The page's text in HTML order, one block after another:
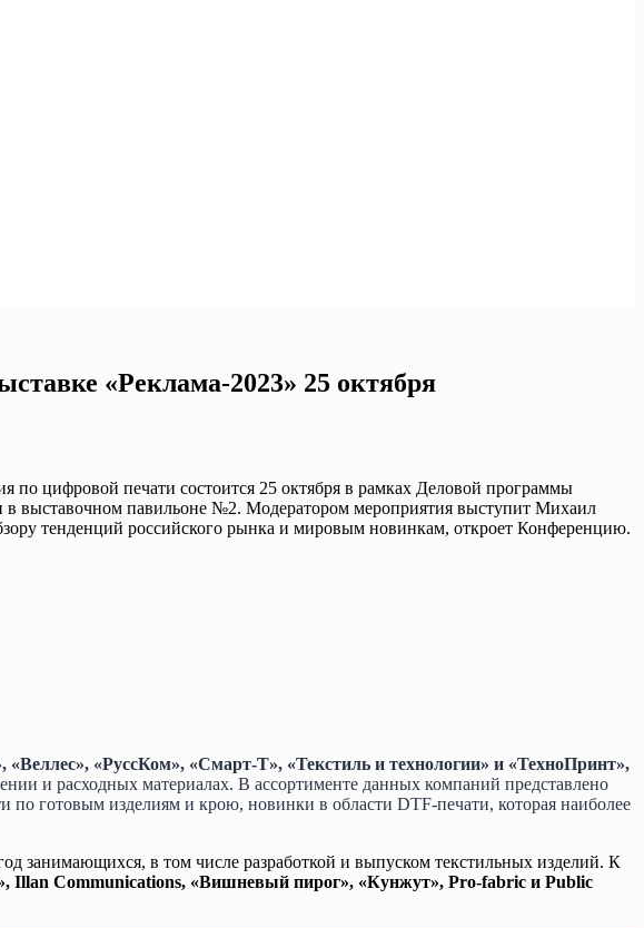
«Реклама-2023» 25 октября
цифровой печати состоится 25 октября в рамках Деловой программы
в выставочном павильоне №2. Модератором мероприятия выступит Михаил
тенденций российского рынка и мировым новинкам, откроет Конференцию.
, «Веллес», «РуссКом», «Смарт-Т», «Текстиль и технологии» и «ТехноПринт»,
и расходных материалах. В ассортименте данных компаний представлено
готовым изделиям и крою, новинки в области DTF-печати, которая наиболее
занимающихся, в том числе разработкой и выпуском текстильных изделий. К
Illan Communications, «Вишневый пирог», «Кунжут», Pro-fabric и Public